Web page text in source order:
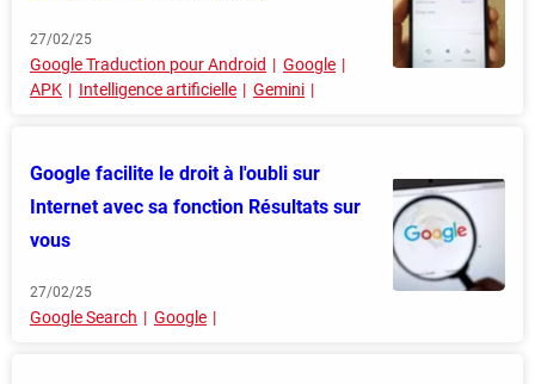
27/02/25
Google Traduction pour Android
Google
APK
Intelligence artificielle Gemini
Google facilite le droit à l'oubli sur
Internet avec sa fonction Résultats sur
vous
27/02/25
Google Search Google